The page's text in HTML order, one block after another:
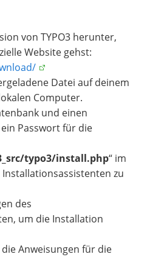
von TYPO3 herunter,
Website gehst:
Datei auf deinem
Computer.
und einen
Passwort für die
typo3/install.php“ im
zu
des
um die Installation
Anweisungen für die